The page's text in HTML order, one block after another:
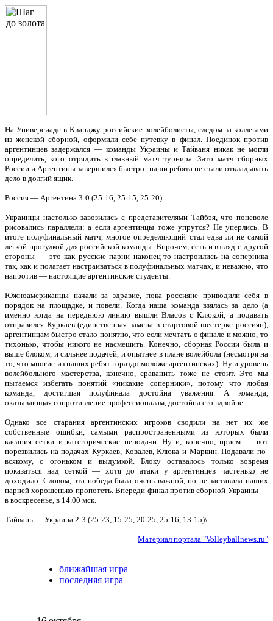
На Универсиаде в Кванджу российские волейболисты, следом за коллегами
из женской сборной, оформили себе путевку в финал. Поединок против
аргентинцев задержался — команды Украины и Тайваня никак не могли
определить, кого отрядить в главный матч турнира. Зато матч сборных
России и Аргентины завершился быстро: наши ребята не стали откладывать
дело в долгий ящик.
Россия — Аргентина 3:0 (25:16, 25:15, 25:20)
Украинцы настолько завозились с представителями Тайбэя, что поневоле
рисовались параллели: а если аргентинцы тоже упрутся? Не уперлись. В
итоге полуфинальный матч, многое определяющий стал едва ли не самой
легкой прогулкой для российской команды. Впрочем, есть и взгляд с другой
стороны — это как русские парни наконец-то настроились на соперника
так, как и полагает настраиваться в полуфинальных матчах, и неважно, что
напротив — настоящие аргентинские студенты.
Южноамериканцы начали за здравие, пока россияне приводили себя в
порядок на площадке, и повели. Когда наша команда взялась за дело (а
именно когда на переднюю линию вышли Власов с Клюкой, а подавать
отправился Куркаев (единственная замена в стартовой шестерке россиян),
аргентинцам быстро стало понятно, что если мечтать о финале и можно, то
тихонько, чтобы никого не насмешить. Конечно, сборная России была и
выше блоком, и сильнее подачей, и опытнее в плане волейбола (несмотря на
то, что многие из наших ребят гораздо моложе аргентинских). Ну и уровень
волейбольного мастерства, конечно, сраванить тоже не стоит. Это мы
пытаемся избегать понятий «никакие соперники», потому что любая
команда, достигшая полуфинала достойна уважения. А команда,
оказывающая сопротивление профессионалам, достойна его вдвойне.
Однако все старания аргентинских игроков сводили на нет их же
собственные ошибки, самыми распространенными из которых были
касания сетки и категорические неподачи. Ну и, конечно, прием — вот
порезвились на подачах Куркаев, Ковалев, Клюка и Маркин. Подавали по-
всякому, с огоньком и выдумкой. Блоку оставалось только вовремя
показаться над сеткой — хотя до атаки у аргентинцев частенько не
доходило. Словом, эта победа была очень важной, но не заставила наших
парней хорошенько пропотеть. Впереди финал против сборной Украины —
в воскресенье, в 14.00 мск.
Тайвань — Украина 2:3 (25:23, 15:25, 20:25, 25:16, 13:15)\
Материал портала "Volleyballnews.ru"
ближайшая игра
последняя игра